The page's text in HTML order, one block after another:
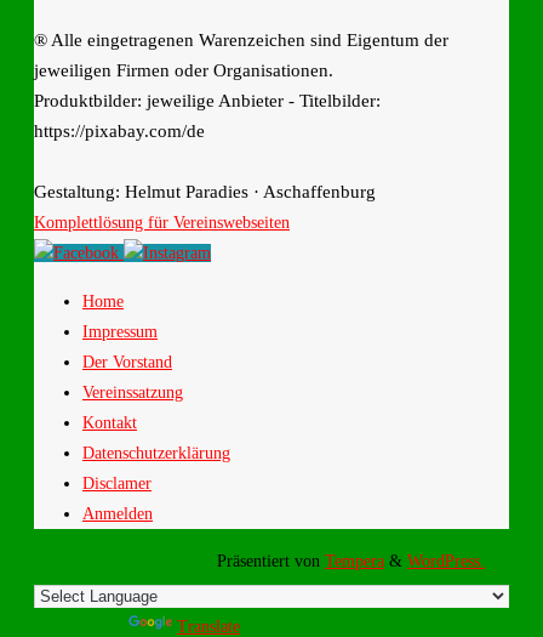
® Alle eingetragenen Warenzeichen sind Eigentum der
jeweiligen Firmen oder Organisationen.
Produktbilder: jeweilige Anbieter - Titelbilder:
https://pixabay.com/de
Gestaltung: Helmut Paradies · Aschaffenburg
Komplettlösung für Vereinswebseiten
Home
Impressum
Der Vorstand
Vereinssatzung
Kontakt
Datenschutzerklärung
Disclamer
Anmelden
Präsentiert von Tempera & WordPress.
Translate